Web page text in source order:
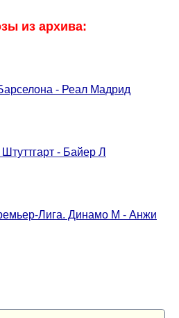
из архива:
- Реал Мадрид
- Байер Л
Лига. Динамо М - Анжи